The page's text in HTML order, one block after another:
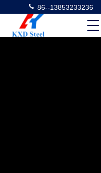
86--13853233236